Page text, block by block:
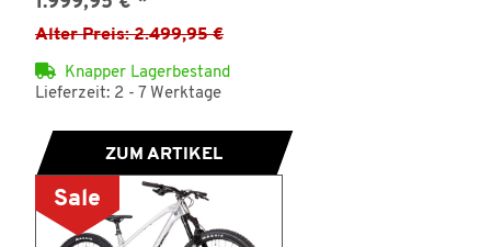
Alter Preis: 2.499,95 €
Knapper Lagerbestand
Lieferzeit: 2 - 7 Werktage
ZUM ARTIKEL
Sale